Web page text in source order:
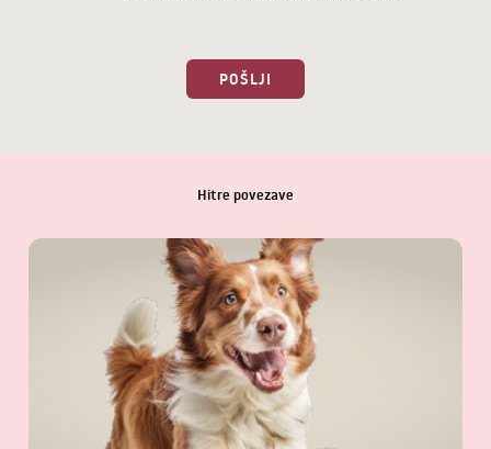
POŠLJI
Hitre povezave